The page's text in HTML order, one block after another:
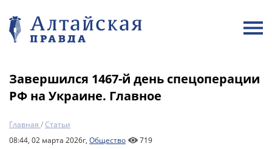
Завершился 1467-й день спецоперации
РФ на Украине. Главное
Главная /Статьи
08:44, 02 марта 2026г, Общество 719